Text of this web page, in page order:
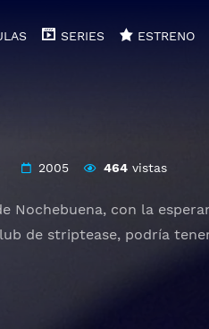
SERIES ESTRENO
2005 464vistas
Nochebuena, con la
de striptease, podría